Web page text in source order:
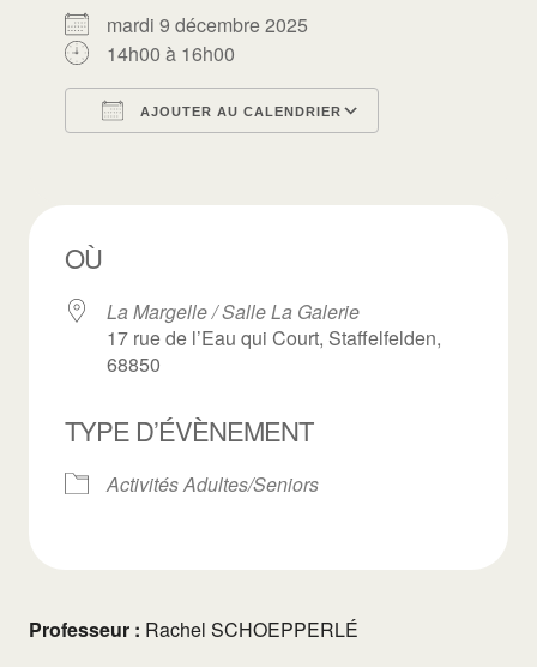
mardi 9 décembre 2025
14h00 à 16h00
AJOUTER AU CALENDRIER
OÙ
La Margelle / Salle La Galerie
17 rue de l’Eau qui Court, Staffelfelden,
68850
TYPE D’ÉVÈNEMENT
Activités Adultes/Seniors
Professeur : Rachel SCHOEPPERLÉ